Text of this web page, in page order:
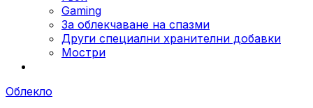
Gaming
За облекчаване на спазми
Други специални хранителни добавки
Мостри
Облекло